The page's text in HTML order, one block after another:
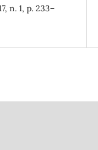
n. 1, p. 233–